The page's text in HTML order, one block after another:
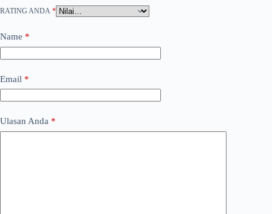
RATING ANDA *
Name *
Email *
Ulasan Anda *